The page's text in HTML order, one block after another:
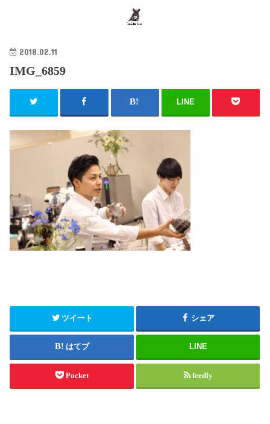
2018.02.11
IMG_6859
LINE
ツイート シェア
はてブ LINE
Pocket feedly